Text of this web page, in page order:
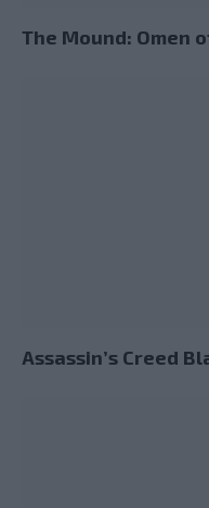
The Mound: Omen
Assassin’s Creed